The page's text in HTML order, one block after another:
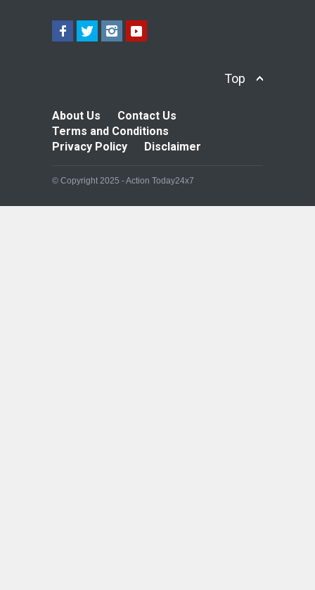
Top
About Us
Contact Us
Terms and Conditions
Privacy Policy
Disclaimer
© Copyright 2025 - Action Today24x7